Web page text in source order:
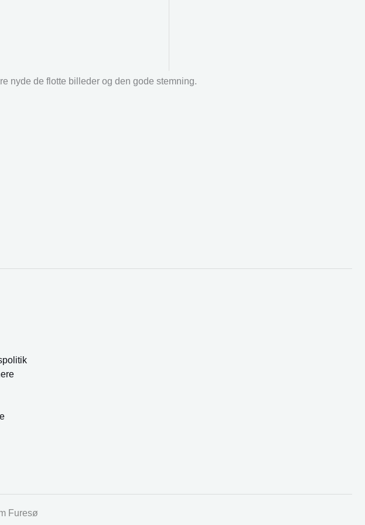
nyde de flotte billeder og den gode stemning.
Furesø